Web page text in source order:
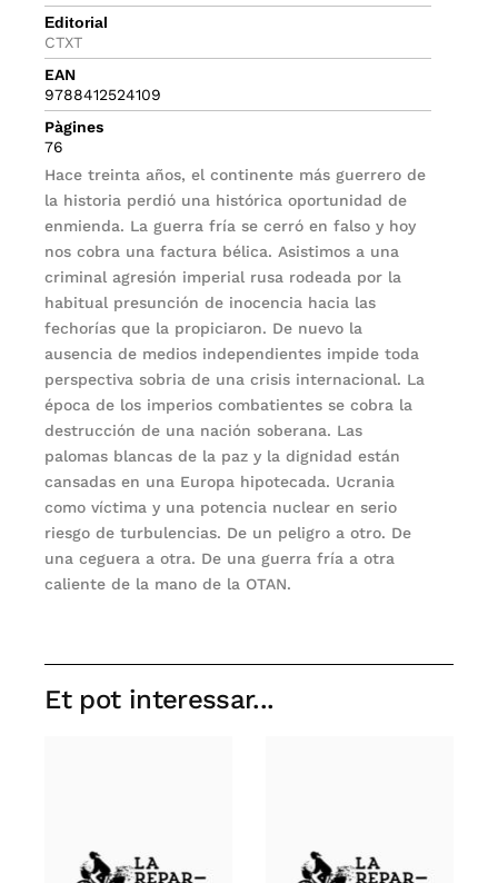
Editorial
CTXT
EAN
9788412524109
Pàgines
76
Hace treinta años, el continente más guerrero de
la historia perdió una histórica oportunidad de
enmienda. La guerra fría se cerró en falso y hoy
nos cobra una factura bélica. Asistimos a una
criminal agresión imperial rusa rodeada por la
habitual presunción de inocencia hacia las
fechorías que la propiciaron. De nuevo la
ausencia de medios independientes impide toda
perspectiva sobria de una crisis internacional. La
época de los imperios combatientes se cobra la
destrucción de una nación soberana. Las
palomas blancas de la paz y la dignidad están
cansadas en una Europa hipotecada. Ucrania
como víctima y una potencia nuclear en serio
riesgo de turbulencias. De un peligro a otro. De
una ceguera a otra. De una guerra fría a otra
caliente de la mano de la OTAN.
Et pot interessar...